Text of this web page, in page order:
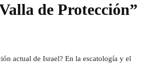
de Protección”
actual de Israel? En la escatología y el